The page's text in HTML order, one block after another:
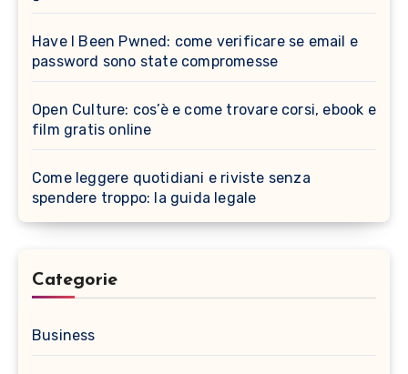
Have I Been Pwned: come verificare se email e
password sono state compromesse
Open Culture: cos’è e come trovare corsi, ebook e
film gratis online
Come leggere quotidiani e riviste senza
spendere troppo: la guida legale
Categorie
Business